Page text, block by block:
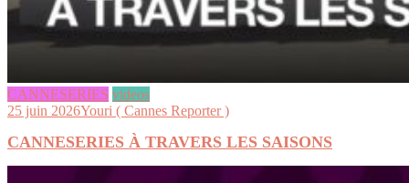
CANNESERIES videos
25 juin 2026Youri ( Cannes Reporter )
CANNESERIES À TRAVERS LES SAISONS